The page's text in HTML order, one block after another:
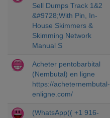
Sell Dumps Track 1&2
&#9728;With Pin, In-
House Skimmers &
Skimming Network
Manual S
Acheter pentobarbital
(Nembutal) en ligne
https://acheternembutal-
enligne.com/
(WhatsApp(( +1 916-